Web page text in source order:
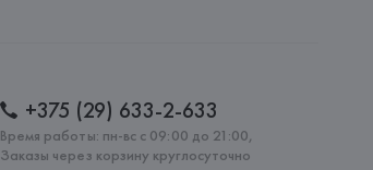
+375 (29) 633-2-633
Время работы: пн-вс с 09:00 до 21:00,
Заказы через корзину круглосуточно